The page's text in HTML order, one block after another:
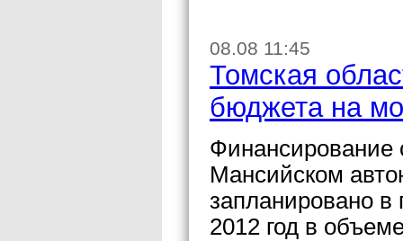
08.08 11:45
Томская
бюджета на
Финансирование
Мансийском
запланировано в
2012 год в